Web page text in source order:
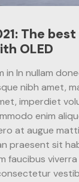
The
OLED
in In nullam
nibh amet,
imperdiet
enim
at augue
praesent sit
faucibus